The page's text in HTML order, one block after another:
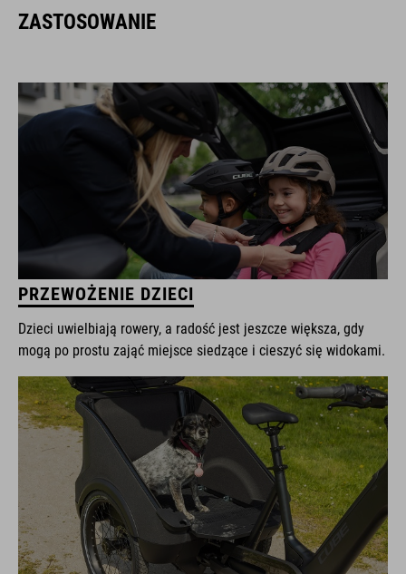
ZASTOSOWANIE
PRZEWOŻENIE DZIECI
Dzieci uwielbiają rowery, a radość jest jeszcze większa, gdy
mogą po prostu zająć miejsce siedzące i cieszyć się widokami.